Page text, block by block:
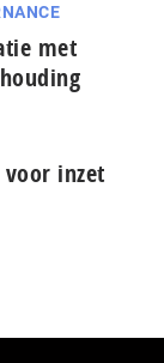
met
inzet